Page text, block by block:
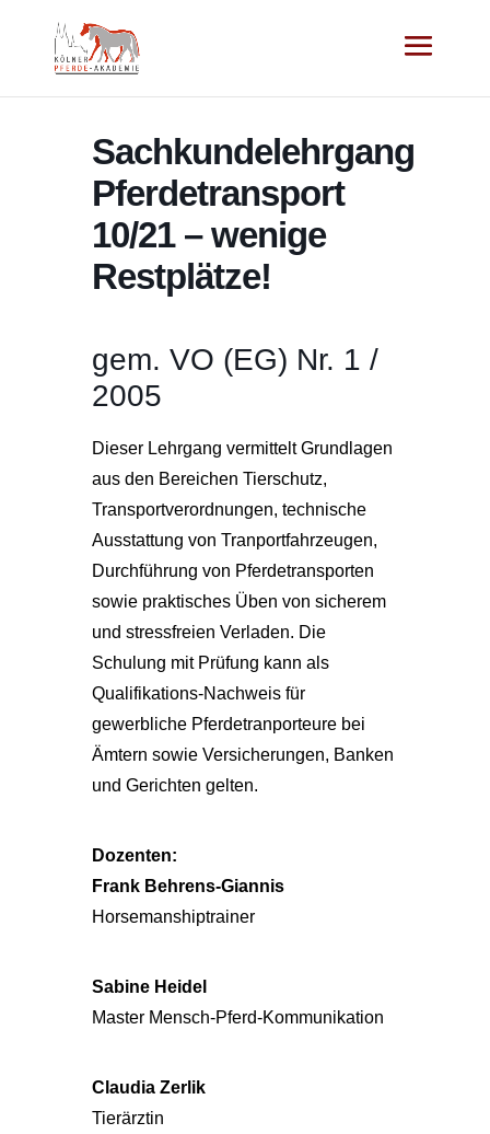
Sachkundelehrgang
Pferdetransport
10/21 – wenige
Restplätze!
gem. VO (EG) Nr. 1 /
2005
Dieser Lehrgang vermittelt Grundlagen
aus den Bereichen Tierschutz,
Transportverordnungen, technische
Ausstattung von Tranportfahrzeugen,
Durchführung von Pferdetransporten
sowie praktisches Üben von sicherem
und stressfreien Verladen. Die
Schulung mit Prüfung kann als
Qualifikations-Nachweis für
gewerbliche Pferdetranporteure bei
Ämtern sowie Versicherungen, Banken
und Gerichten gelten.
Dozenten:
Frank Behrens-Giannis
Horsemanshiptrainer
Sabine Heidel
Master Mensch-Pferd-Kommunikation
Claudia Zerlik
Tierärztin